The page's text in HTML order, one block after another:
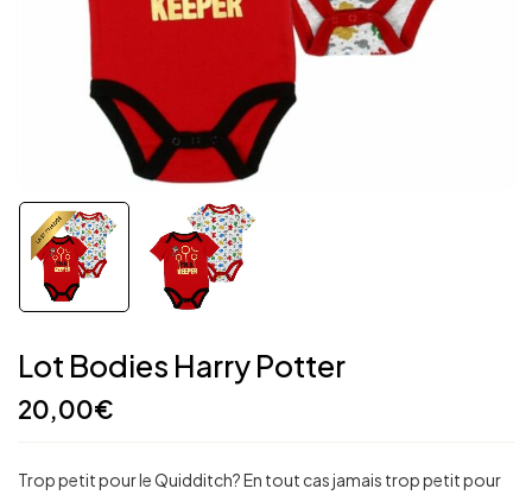
Lot Bodies Harry Potter
20,00€
Trop petit pour le Quidditch? En tout cas jamais trop petit pour